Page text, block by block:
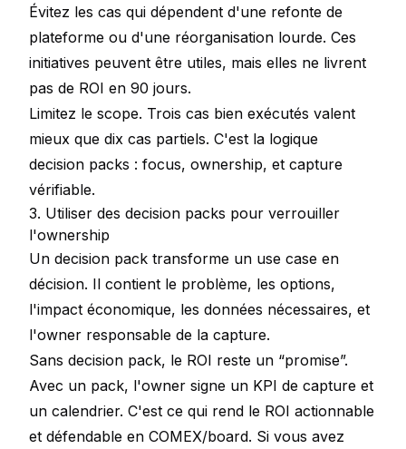
Évitez les cas qui dépendent d'une refonte de
plateforme ou d'une réorganisation lourde. Ces
initiatives peuvent être utiles, mais elles ne livrent
pas de ROI en 90 jours.
Limitez le scope. Trois cas bien exécutés valent
mieux que dix cas partiels. C'est la logique
decision packs : focus, ownership, et capture
vérifiable.
3. Utiliser des decision packs pour verrouiller
l'ownership
Un decision pack transforme un use case en
décision. Il contient le problème, les options,
l'impact économique, les données nécessaires, et
l'owner responsable de la capture.
Sans decision pack, le ROI reste un “promise”.
Avec un pack, l'owner signe un KPI de capture et
un calendrier. C'est ce qui rend le ROI actionnable
et défendable en COMEX/board. Si vous avez